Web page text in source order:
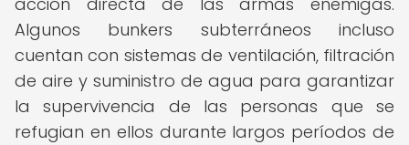
Algunos bunkers subterráneos incluso
cuentan con sistemas de ventilación, filtración
de aire y suministro de agua para garantizar
la supervivencia de las personas que se
refugian en ellos durante largos períodos de